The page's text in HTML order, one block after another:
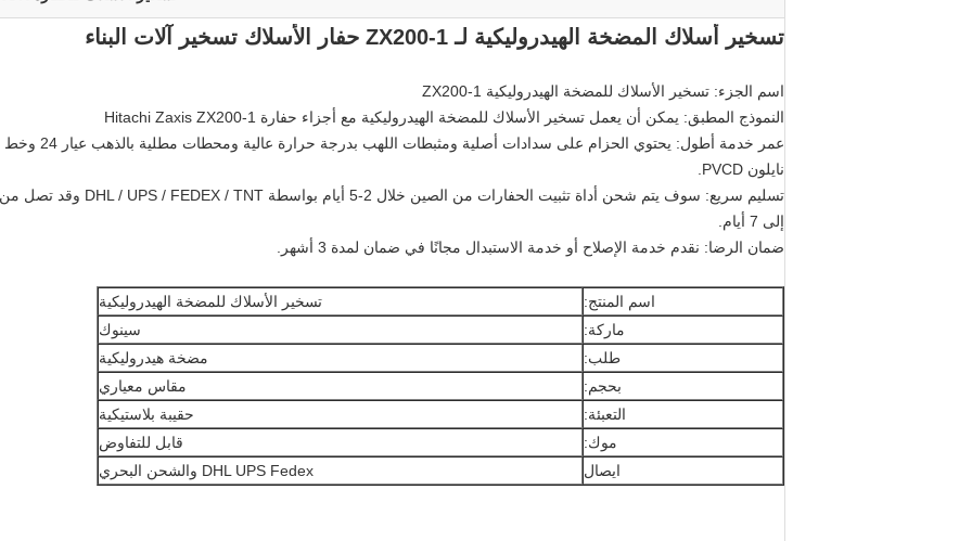
تسخير أسلاك المضخة الهيدروليكية لـ ZX200-1 حفار الأسلاك تسخير آلات البناء
اسم الجزء: تسخير الأسلاك للمضخة الهيدروليكية ZX200-1
النموذج المطبق: يمكن أن يعمل تسخير الأسلاك للمضخة الهيدروليكية مع أجزاء حفارة Hitachi Zaxis ZX200-1
عمر خدمة أطول: يحتوي الحزام على سدادات أصلية ومثبطات اللهب بدرجة حرارة عالية ومحطات مطلية بالذهب عيار 24 وخط
نايلون PVCD.
إلى 7 أيام.
ضمان الرضا: نقدم خدمة الإصلاح أو خدمة الاستبدال مجانًا في ضمان لمدة 3 أشهر.
اسم المنتج:
تسخير الأسلاك للمضخة الهيدروليكية
ماركة:
سينوك
طلب:
مضخة هيدروليكية
بحجم:
مقاس معياري
التعبئة:
حقيبة بلاستيكية
موك:
قابل للتفاوض
ايصال
DHL UPS Fedex والشحن البحري